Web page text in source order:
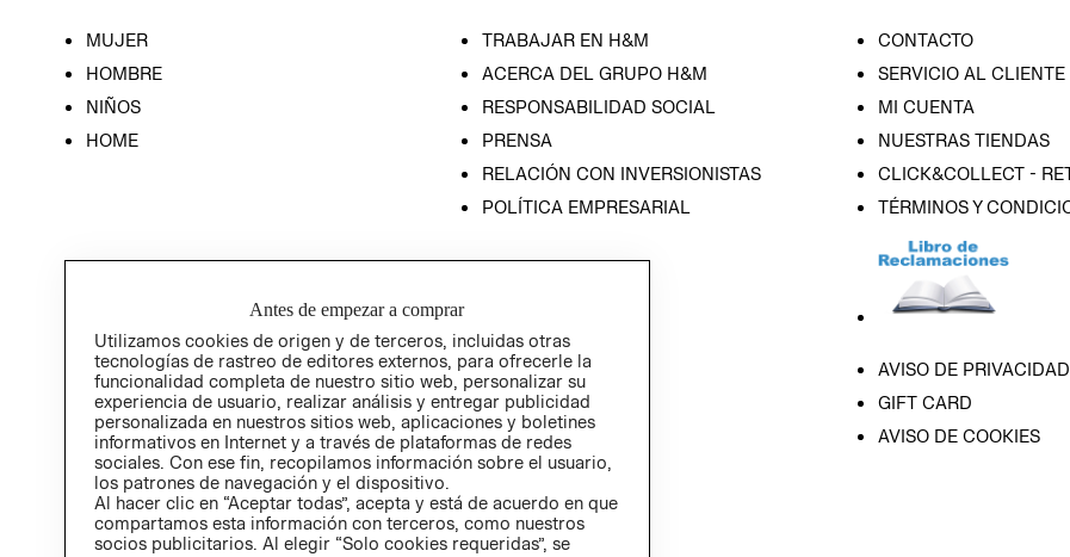
MUJER
HOMBRE
NIÑOS
HOME
TRABAJAR EN H&M
ACERCA DEL GRUPO H&M
RESPONSABILIDAD SOCIAL
PRENSA
RELACIÓN CON INVERSIONISTAS
POLÍTICA EMPRESARIAL
CONTACTO
SERVICIO AL CLIENTE
MI CUENTA
NUESTRAS TIENDAS
CLICK&COLLECT -
TÉRMINOS Y
AVISO DE PRIVACIDAD
GIFT CARD
AVISO DE COOKIES
Antes de empezar a comprar
Utilizamos cookies de origen y de terceros, incluidas otras
tecnologías de rastreo de editores externos, para ofrecerle la
funcionalidad completa de nuestro sitio web, personalizar su
experiencia de usuario, realizar análisis y entregar publicidad
personalizada en nuestros sitios web, aplicaciones y boletines
informativos en Internet y a través de plataformas de redes
sociales. Con ese fin, recopilamos información sobre el usuario,
los patrones de navegación y el dispositivo.
Al hacer clic en “Aceptar todas”, acepta y está de acuerdo en que
compartamos esta información con terceros, como nuestros
socios publicitarios. Al elegir “Solo cookies requeridas”, se